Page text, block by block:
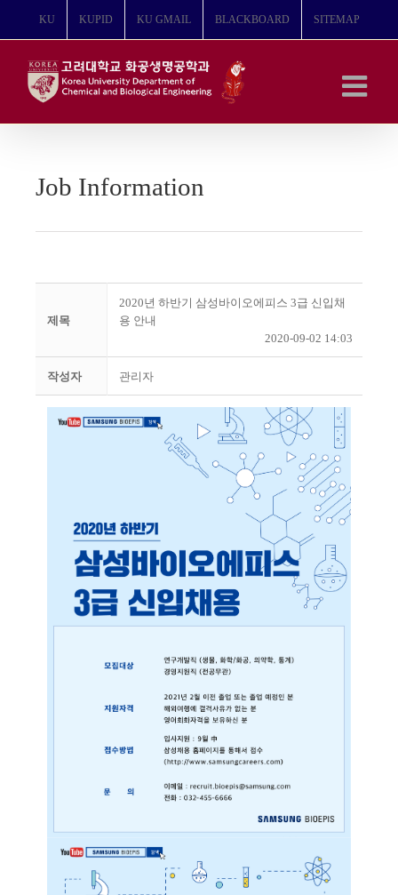
뛰
KU KUPID KU GMAIL BLACKBOARD SITEMAP
Job Information
제목
2020년 하반기 삼성바이오에피스 3급 신입채
용 안내
2020-09-02 14:03
작성자 관리자